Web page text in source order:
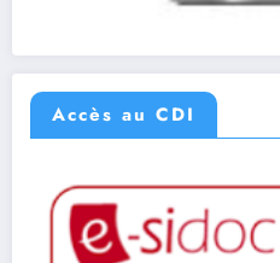
Accès au CDI